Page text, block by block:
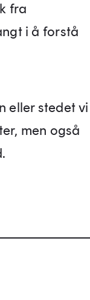
fra
i å forstå
eller stedet vi
men også